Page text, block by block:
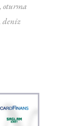
oturma
deniz